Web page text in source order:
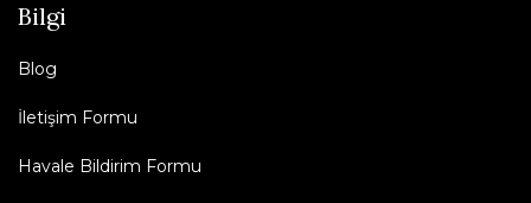
Bilgi
Blog
İletişim Formu
Havale Bildirim Formu